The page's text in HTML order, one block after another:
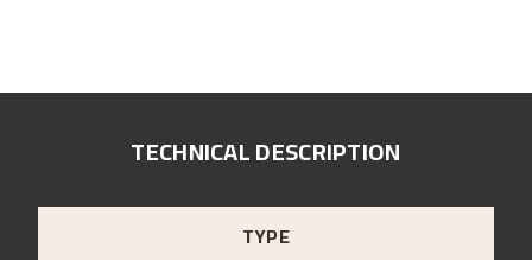
TECHNICAL DESCRIPTION
TYPE